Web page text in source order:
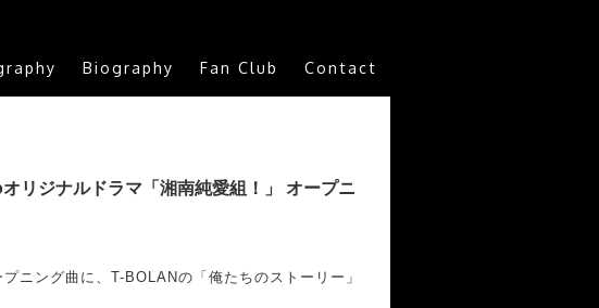
Biography Fan Club Contact
リジナルドラマ「湘南純愛組！」 オープニ
ニング曲に、T-BOLANの「俺たちのストーリー」